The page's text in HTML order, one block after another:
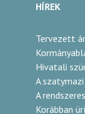
HÍREK
Tervezett
Hivatali
A
A
Korábban